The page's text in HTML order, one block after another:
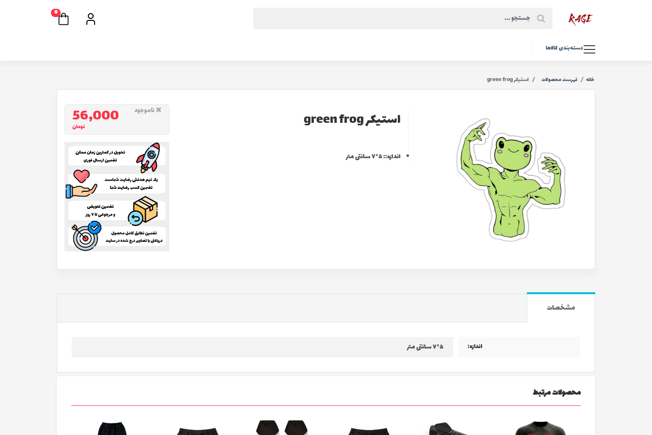
0
دسته‌بندی کالاها
خانه فهرست محصولات استیکر green frog
استیکر green frog
اندازه:: ۵*۷ سانتی متر
ناموجود 56,000
تومان
مشخصات
اندازه: ۵*۷ سانتی متر
محصولات مرتبط